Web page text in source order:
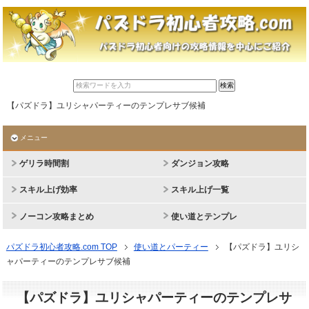
【パズドラ】ユリシャパーティーのテンプレサブ候補
メニュー
ゲリラ時間割 ダンジョン攻略
スキル上げ効率 スキル上げ一覧
ノーコン攻略まとめ 使い道とテンプレ
パズドラ初心者攻略.com TOP 使い道とパーティー
【パズドラ】ユリシ
ャパーティーのテンプレサブ候補
【パズドラ】ユリシャパーティーのテンプレサ